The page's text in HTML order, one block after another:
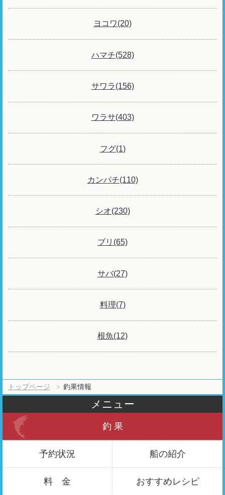
ヨコワ(20)
ハマチ(528)
サワラ(156)
ワラサ(403)
フグ(1)
カンパチ(110)
シオ(230)
ブリ(65)
サバ(27)
料理(7)
根魚(12)
トップページ 釣果情報
メニュー
釣 果
予約状況 船の紹介
料 金 おすすめレシピ